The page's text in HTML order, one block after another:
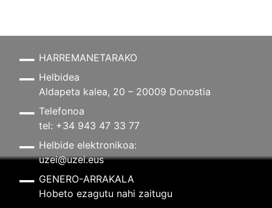
HARREMANETARAKO
Helbidea
Aldapeta kalea, 20 – 20009 Donostia
Telefonoa
tel: +34 943 47 33 77
Helbide elektronikoa:
uzei@uzei.eus
GENERO-ARRAKALA
Hobeto ezagutu nahi zaitugu